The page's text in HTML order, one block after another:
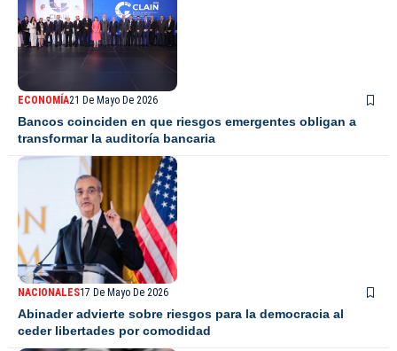
ECONOMÍA21 De Mayo De 2026
Bancos coinciden en que riesgos emergentes obligan a
transformar la auditoría bancaria
NACIONALES17 De Mayo De 2026
Abinader advierte sobre riesgos para la democracia al
ceder libertades por comodidad